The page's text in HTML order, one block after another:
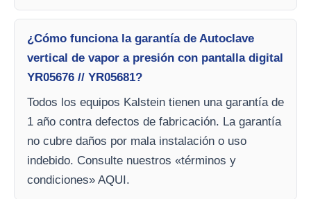
¿Cómo funciona la garantía de Autoclave
vertical de vapor a presión con pantalla digital
YR05676 // YR05681?
Todos los equipos Kalstein tienen una garantía de
1 año contra defectos de fabricación. La garantía
no cubre daños por mala instalación o uso
indebido. Consulte nuestros «términos y
condiciones» AQUI.